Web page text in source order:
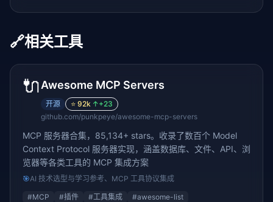
🔗相关工具
🔌Awesome MCP Servers
开源 ⭐ 92k ↑+23
github.com/punkpeye/awesome-mcp-servers
MCP 服务器合集，85,134+ stars。收录了数百个 Model
Context Protocol 服务器实现，涵盖数据库、文件、API、浏
览器等各类工具的 MCP 集成方案
🎯AI 技术选型与学习参考、MCP 工具协议集成
#MCP #插件 #工具集成 #awesome-list